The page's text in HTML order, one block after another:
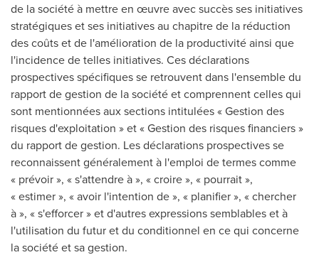
de la société à mettre en œuvre avec succès ses initiatives
stratégiques et ses initiatives au chapitre de la réduction
des coûts et de l'amélioration de la productivité ainsi que
l'incidence de telles initiatives. Ces déclarations
prospectives spécifiques se retrouvent dans l'ensemble du
rapport de gestion de la société et comprennent celles qui
sont mentionnées aux sections intitulées « Gestion des
risques d'exploitation » et « Gestion des risques financiers »
du rapport de gestion. Les déclarations prospectives se
reconnaissent généralement à l'emploi de termes comme
« prévoir », « s'attendre à », « croire », « pourrait »,
« estimer », « avoir l'intention de », « planifier », « chercher
à », « s'efforcer » et d'autres expressions semblables et à
l'utilisation du futur et du conditionnel en ce qui concerne
la société et sa gestion.